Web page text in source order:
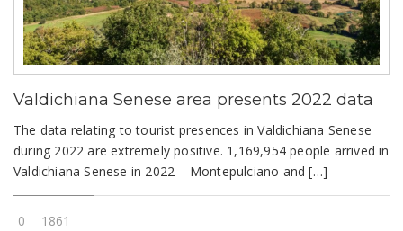
Valdichiana Senese area presents 2022 data
The data relating to tourist presences in Valdichiana Senese
during 2022 are extremely positive. 1,169,954 people arrived in
Valdichiana Senese in 2022 – Montepulciano and […]
0 1861